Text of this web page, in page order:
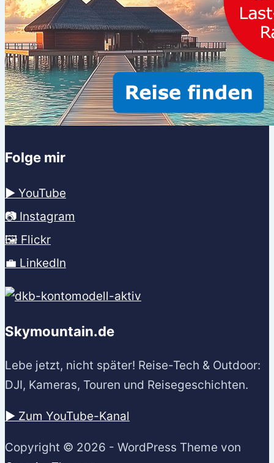
Folge mir
▶️ YouTube
📷 Instagram
🖼️ Flickr
💼 LinkedIn
Skymountain.de
Lebe jetzt, nicht später! Reise-Tech & Outdoor:
DJI, Kameras, Touren und Reisegeschichten.
▶️ Zum YouTube-Kanal
Copyright © 2026 - WordPress Theme von